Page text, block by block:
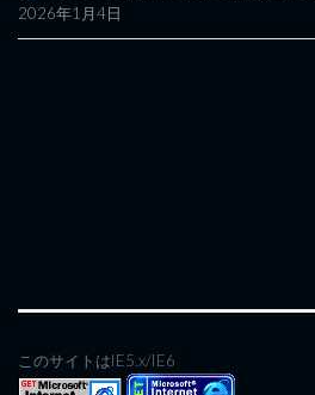
2026年1月4日
このサイトはIE5.x/IE6